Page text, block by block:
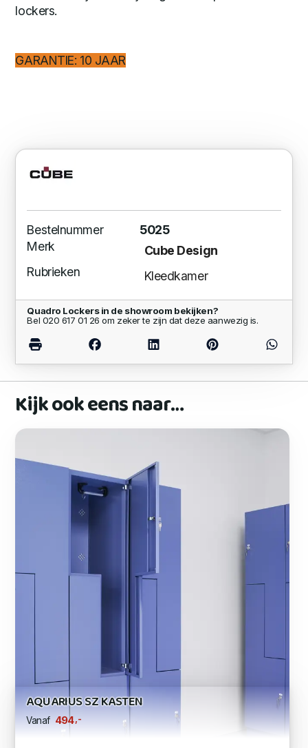
lockers.
GARANTIE: 10 JAAR
Bestelnummer
5025
Merk
Cube Design
Rubrieken
Kleedkamer
Quadro Lockers in de showroom bekijken?
Bel 020 617 01 26 om zeker te zijn dat deze aanwezig is.
Kijk ook eens naar…
AQUARIUS SZ KASTEN
Vanaf 494,-